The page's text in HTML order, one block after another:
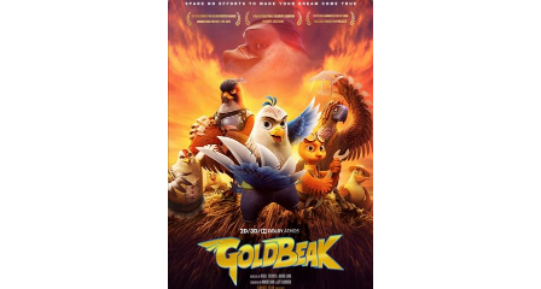
ÜYE OL